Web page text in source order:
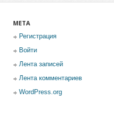
МЕТА
Регистрация
Войти
Лента записей
Лента комментариев
WordPress.org